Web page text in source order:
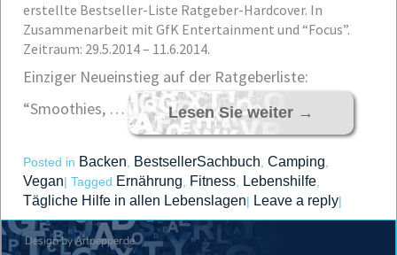
erstellte Bestseller-Liste Ratgeber-Hardcover. In
Zusammenarbeit mit GfK Entertainment und “Focus”.
Zeitraum: 29.5.2014 – 11.6.2014.
Einziger Neueinstieg auf der Ratgeberliste:
“Smoothies, …
Lesen Sie weiter →
Posted in Backen BestsellerSachbuch Camping
Vegan| Tagged Ernährung Fitness Lebenshilfe
Tägliche Hilfe in allen Lebenslagen| Leave a reply|
Design by Artpepper.de